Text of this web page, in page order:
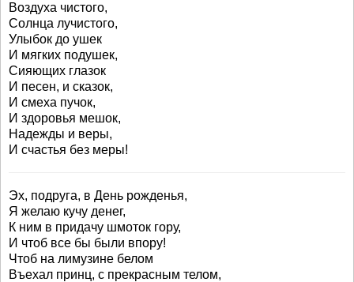
Воздуха чистого,
Солнца лучистого,
Улыбок до ушек
И мягких подушек,
Сияющих глазок
И песен, и сказок,
И смеха пучок,
И здоровья мешок,
Надежды и веры,
И счастья без меры!
Эх, подруга, в День рожденья,
Я желаю кучу денег,
К ним в придачу шмоток гору,
И чтоб все бы были впору!
Чтоб на лимузине белом
Въехал принц, с прекрасным телом,